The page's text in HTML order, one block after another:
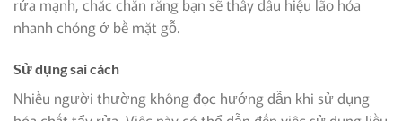
rửa mạnh, chắc chắn rằng bạn sẽ thấy dấu hiệu lão hóa
nhanh chóng ở bề mặt gỗ.
Sử dụng sai cách
Nhiều người thường không đọc hướng dẫn khi sử dụng